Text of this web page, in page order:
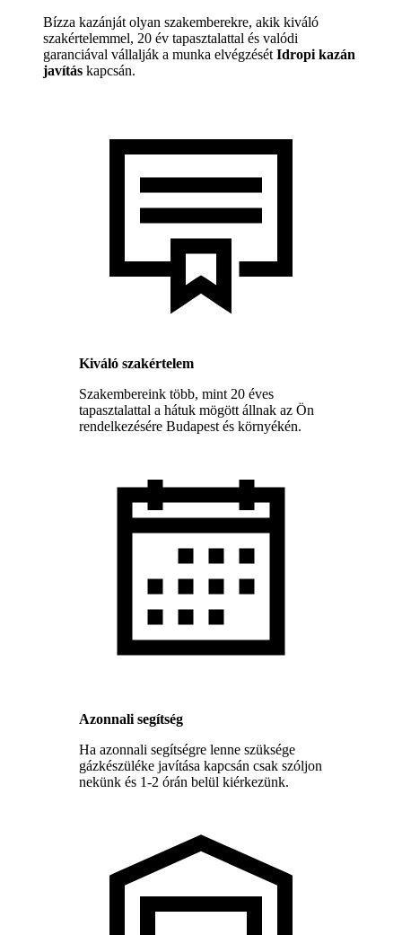
Bízza kazánját olyan szakemberekre, akik kiváló
szakértelemmel, 20 év tapasztalattal és valódi
garanciával vállalják a munka elvégzését Idropi kazán
javítás kapcsán.
Kiváló szakértelem
Szakembereink több, mint 20 éves
tapasztalattal a hátuk mögött állnak az Ön
rendelkezésére Budapest és környékén.
Azonnali segítség
Ha azonnali segítségre lenne szüksége
gázkészüléke javítása kapcsán csak szóljon
nekünk és 1-2 órán belül kiérkezünk.